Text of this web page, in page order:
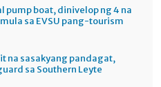
pump boat, dinivelop ng 4 na
sa EVSU pang-tourism
na sasakyang pandagat,
sa Southern Leyte